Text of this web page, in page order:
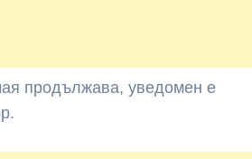
продължава, уведомен е